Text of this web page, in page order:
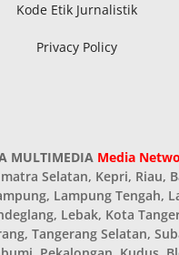
Kode Etik Jurnalistik
Privacy Policy
MULTIMEDIA Media
Selatan, Kepri, Riau,
Lampung Tengah,
Lebak, Kota
Tangerang Selatan,